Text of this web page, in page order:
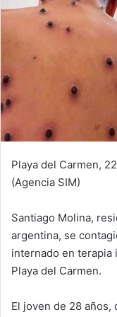
Playa del Carmen,
(Agencia SIM)
Santiago Molina,
argentina, se
internado en terapia
Playa del Carmen.
El joven de 28 años,